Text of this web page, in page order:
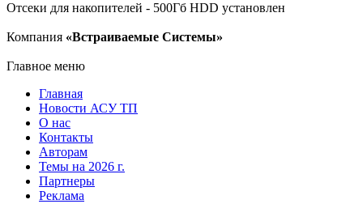
Отсеки для накопителей - 500Гб HDD установлен
Компания «Встраиваемые Системы»
Главное меню
Главная
Новости АСУ ТП
О нас
Контакты
Авторам
Темы на 2026 г.
Партнеры
Реклама